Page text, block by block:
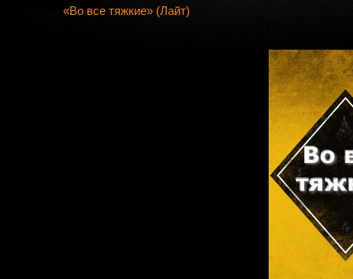
«Во все тяжкие» (Лайт)